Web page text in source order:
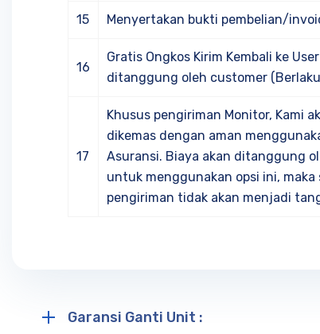
15 Menyertakan bukti pembelian/
16
Gratis Ongkos Kirim Kembali ke
ditanggung oleh customer (Berlaku
17
Khusus pengiriman Monitor, Kami
dikemas dengan aman
Asuransi. Biaya akan ditanggung
untuk menggunakan opsi ini, maka
pengiriman tidak akan menjadi
Garansi Ganti Unit :